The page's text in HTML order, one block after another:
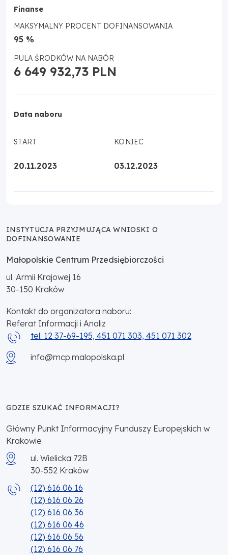
Finanse
MAKSYMALNY PROCENT DOFINANSOWANIA
95 %
PULA ŚRODKÓW NA NABÓR
6 649 932,73 PLN
Data naboru
START
20.11.2023
KONIEC
03.12.2023
INSTYTUCJA PRZYJMUJĄCA WNIOSKI O
DOFINANSOWANIE
Małopolskie Centrum Przedsiębiorczości
ul. Armii Krajowej 16
30-150 Kraków
Kontakt do organizatora naboru:
Referat Informacji i Analiz
tel. 12 37-69-195, 451 071 303, 451 071 302
info@mcp.malopolska.pl
GDZIE SZUKAĆ INFORMACJI?
Główny Punkt Informacyjny Funduszy Europejskich w
Krakowie
ul. Wielicka 72B
30-552 Kraków
(12) 616 06 16
(12) 616 06 26
(12) 616 06 36
(12) 616 06 46
(12) 616 06 56
(12) 616 06 76